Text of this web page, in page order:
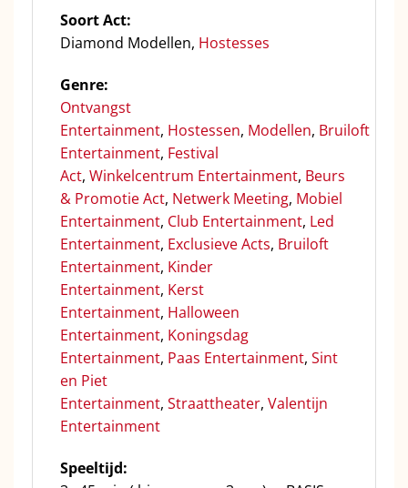
Soort Act:
Diamond Modellen, Hostesses
Genre:
Ontvangst
Entertainment, Hostessen, Modellen, Bruiloft
Entertainment, Festival
Act, Winkelcentrum Entertainment, Beurs
& Promotie Act, Netwerk Meeting, Mobiel
Entertainment, Club Entertainment, Led
Entertainment, Exclusieve Acts, Bruiloft
Entertainment, Kinder
Entertainment, Kerst
Entertainment, Halloween
Entertainment, Koningsdag
Entertainment, Paas Entertainment, Sint
en Piet
Entertainment, Straattheater, Valentijn
Entertainment
Speeltijd: